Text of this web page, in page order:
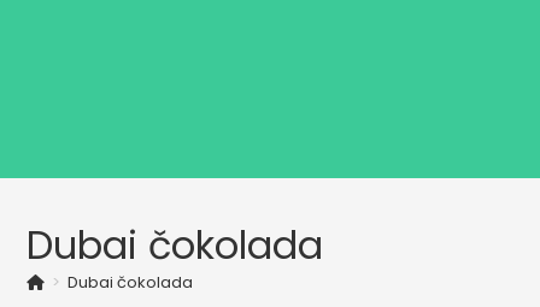
Dubai čokolada
> Dubai čokolada